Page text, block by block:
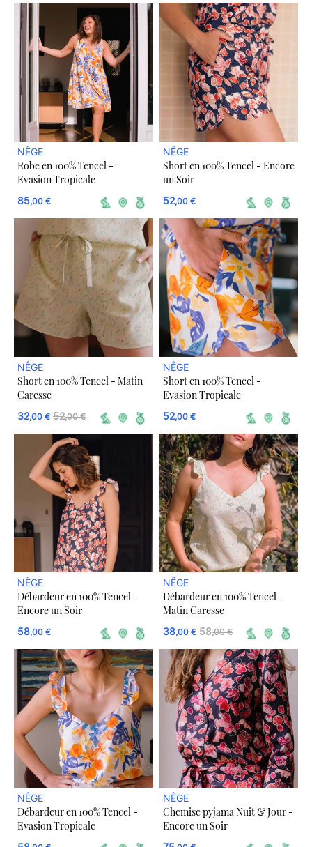
NÊGE
Robe en 100% Tencel -
Evasion Tropicale
85,00 €
NÊGE
Short en 100% Tencel - Encore
un Soir
52,00 €
NÊGE
Short en 100% Tencel - Matin
Caresse
32,00 € 52,00 €
NÊGE
Short en 100% Tencel -
Evasion Tropicale
52,00 €
NÊGE
Débardeur en 100% Tencel -
Encore un Soir
58,00 €
NÊGE
Débardeur en 100% Tencel -
Matin Caresse
38,00 € 58,00 €
NÊGE
Débardeur en 100% Tencel -
Evasion Tropicale
NÊGE
Chemise pyjama Nuit & Jour -
Encore un Soir